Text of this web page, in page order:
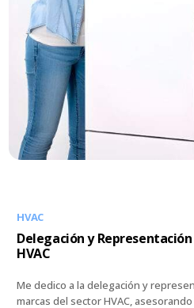
HVAC
Delegación y
HVAC
Me dedico a la delegación y
marcas del sector HVAC,